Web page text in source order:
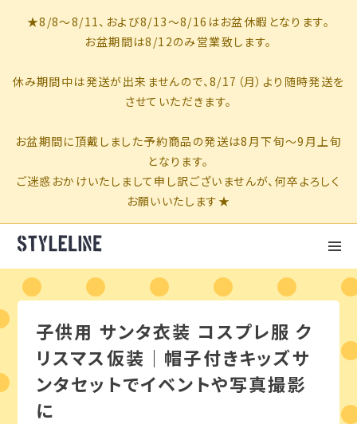
子供用 サンタ衣装 コスプレ服 ク
リスマス仮装｜帽子付きキッズサ
ンタセットでイベントや写真撮影
に